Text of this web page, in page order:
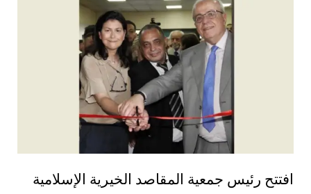
افتتح رئيس جمعية المقاصد الخيرية الإسلامية